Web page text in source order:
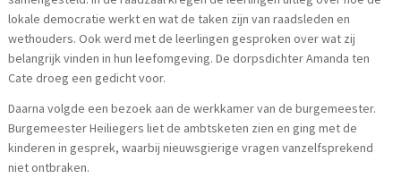
lokale democratie werkt en wat de taken zijn van raadsleden en
wethouders. Ook werd met de leerlingen gesproken over wat zij
belangrijk vinden in hun leefomgeving. De dorpsdichter Amanda ten
Cate droeg een gedicht voor.
Daarna volgde een bezoek aan de werkkamer van de burgemeester.
Burgemeester Heiliegers liet de ambtsketen zien en ging met de
kinderen in gesprek, waarbij nieuwsgierige vragen vanzelfsprekend
niet ontbraken.